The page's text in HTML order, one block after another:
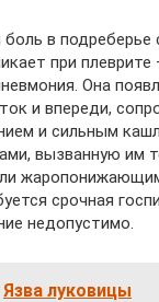
в подреберье
при плеврите
Она
и впереди,
и сильным
вызванную им
срочная
недопустимо.
Язва луковицы